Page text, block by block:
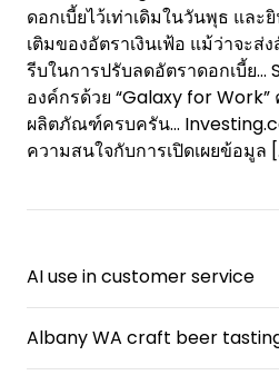
ดอกเบี้ยไว้เท่าเดิมในวันพุธ แล
เติมของอัตราเงินเฟ้อ แม้ว่าจะ
รีบในการปรับลดอัตราดอกเบี้ย…
องค์กรด้วย “Galaxy for
ผลิตภัณฑ์ครบครัน…
ความสนใจกับการเปิดเผยข้อมูล
AI use in customer service
Albany WA craft beer